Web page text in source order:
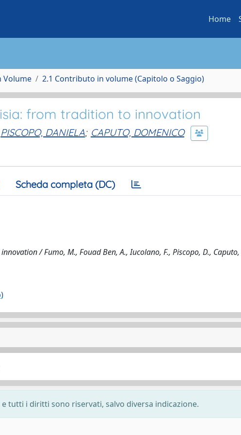
Home
Volume 2.1 Contributo in volume (Capitolo o Saggio)
from tradition to innovation
PISCOPO, DANIELA; CAPUTO, DOMENICO
Scheda completa (DC)
/ Fumo, M., Fouad Ben, A., Iucolano, F., Piscopo, D.,
tutti i diritti sono riservati, salvo diversa indicazione.